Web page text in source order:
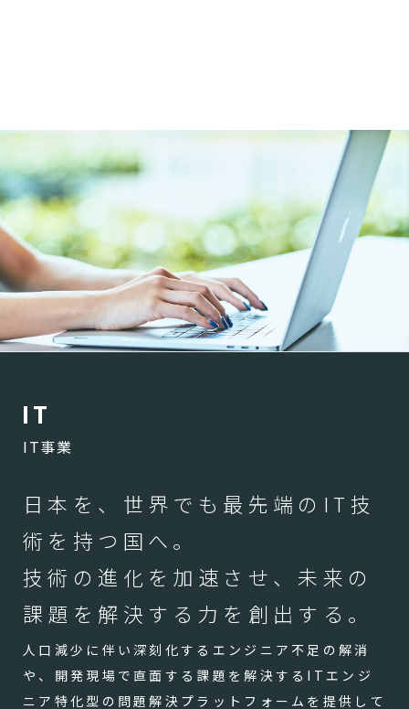
IT
IT事業
日本を、世界でも最先端のIT技
術を持つ国へ。
技術の進化を加速させ、未来の
課題を解決する力を創出する。
人口減少に伴い深刻化するエンジニア不足の解消
や、開発現場で直面する課題を解決するITエンジ
ニア特化型の問題解決プラットフォームを提供して